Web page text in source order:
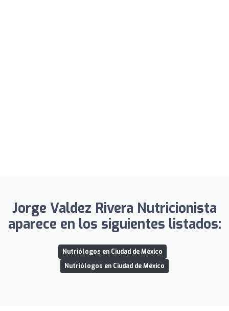
Jorge Valdez Rivera Nutricionista
aparece en los siguientes listados:
Nutriólogos en Ciudad de México
Nutriólogos en Ciudad de México